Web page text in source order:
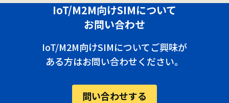
IoT/M2M向けSIMについて
お問い合わせ
IoT/M2M向けSIMについてご興味が
ある方はお問い合わせください。
問い合わせする